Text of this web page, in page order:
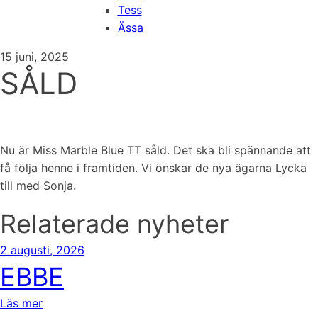
Tess
Ässa
15 juni, 2025
SÅLD
Nu är Miss Marble Blue TT såld. Det ska bli spännande att
få följa henne i framtiden. Vi önskar de nya ägarna Lycka
till med Sonja.
Relaterade nyheter
2 augusti, 2026
EBBE
Läs mer